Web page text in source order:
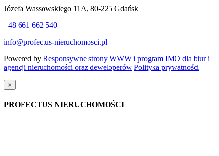
Józefa Wassowskiego 11A, 80-225 Gdańsk
+48 661 662 540
info@profectus-nieruchomosci.pl
Powered by Responsywne strony WWW i program IMO dla biur i
agencji nieruchomości oraz deweloperów Polityka prywatności
×
PROFECTUS NIERUCHOMOŚCI